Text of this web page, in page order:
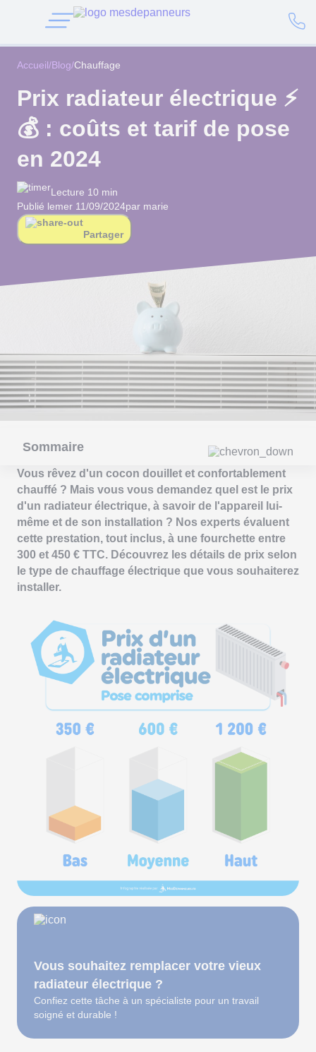
Accueil/Blog/Chauffage
Prix radiateur électrique ⚡
💰 : coûts et tarif de pose
en 2024
Lecture 10 min
Publié lemer 11/09/2024par marie
Partager
Sommaire
Vous rêvez d'un cocon douillet et confortablement
chauffé ? Mais vous vous demandez quel est le prix
d'un radiateur électrique, à savoir de l'appareil lui-
même et de son installation ? Nos experts évaluent
cette prestation, tout inclus, à une fourchette entre
300 et 450 € TTC. Découvrez les détails de prix selon
le type de chauffage électrique que vous souhaiterez
installer.
Vous souhaitez remplacer votre vieux
radiateur électrique ?
Confiez cette tâche à un spécialiste pour un travail
soigné et durable !